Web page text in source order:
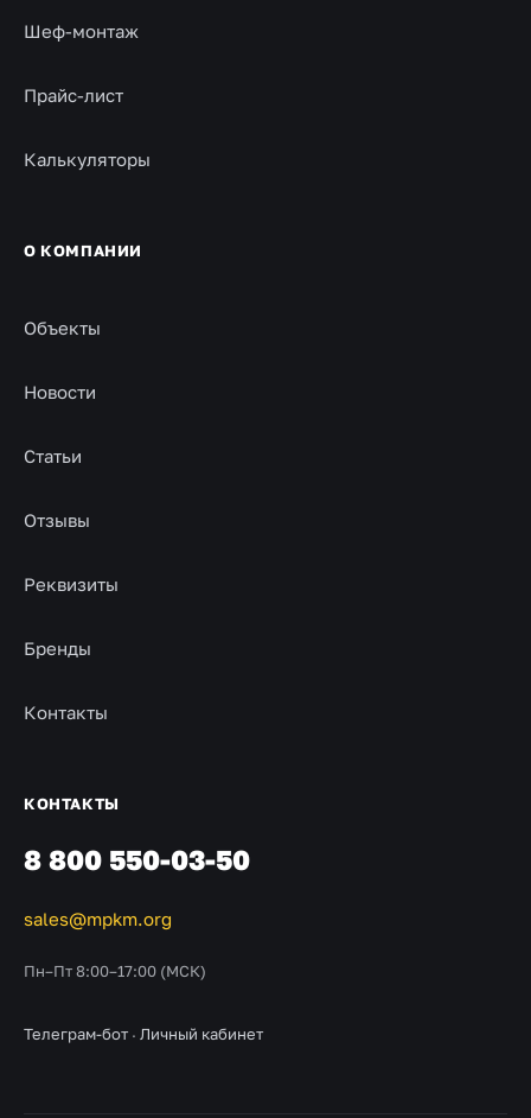
Шеф-монтаж
Прайс-лист
Калькуляторы
О КОМПАНИИ
Объекты
Новости
Статьи
Отзывы
Реквизиты
Бренды
Контакты
КОНТАКТЫ
8 800 550-03-50
sales@mpkm.org
Пн–Пт 8:00–17:00 (МСК)
Телеграм-бот · Личный кабинет